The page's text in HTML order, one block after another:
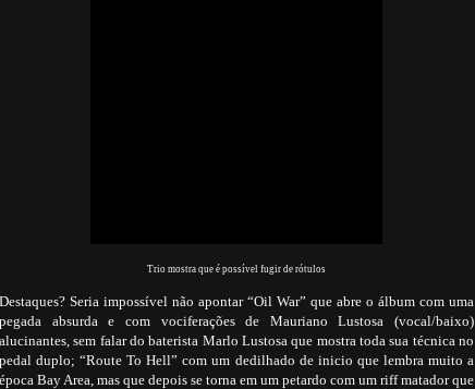
Trio mostra que é possível fugir de rótulos
Destaques? Seria impossível não apontar “Oil War” que abre o álbum com uma
pegada absurda e com vociferações de Mauriano Lustosa (vocal/baixo)
alucinantes, sem falar do baterista Marlo Lustosa que mostra toda sua técnica no
pedal duplo; “Route To Hell” com um dedilhado de inicio que lembra muito a
época Bay Area, mas que depois se torna em um petardo com um riff matador que